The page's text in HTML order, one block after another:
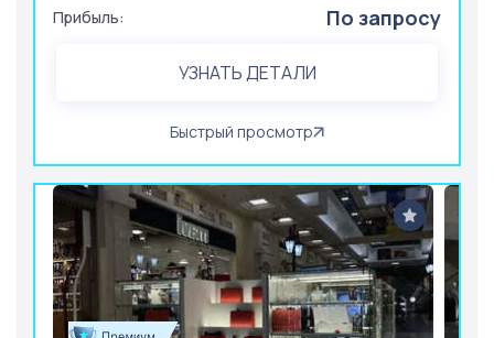
Прибыль: По запросу
УЗНАТЬ ДЕТАЛИ
Быстрый просмотр